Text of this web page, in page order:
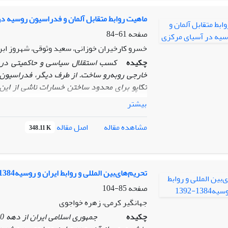
ماهیت روابط متقابل آلمان و فدراسیون روسیه
صفحه61-84
خسرو کارخیران خوزانی، سعید وثوقی، شهروز
چکیده کسب استقلال سیاسی و حاکمیتی در
خارجی روبه‌رو ساخت. از طرف دیگر،
تکاپو برای محدود ساختن خسارات ناشی از
خارجی خود در سطوح منطقه‌ای و جهانی می‌باشد.
شده پس از پایان نظام دوقطبی و نیز غنی از
و فرا منطقه‌ای تبدیل گردیده است. از این رو،
مرکزی در اتحاد جماهیر شوروی سابق و
چارچوب نظری سازه‌انگاری به این سؤال دهد
جویانه دارد و یا رقابت جویانه؟ نتایج حاصل از
خود و فقدان اطمینان میان دو طرف از
اولویت‌های تجاری، اقتصادی و انرژی هسته
بیشتر
مشاهده مقاله
اصل مقاله 348.11 K
ﺗﺤﺮﯾﻢهایﺑﯿﻦ اﻟﻤﻠﻠﯽ و رواﺑﻂ اﯾﺮان و روﺳﯿﻪ1384-1392
صفحه85-104
جهانگیر کرمی، زهره خواجوی
چکیده